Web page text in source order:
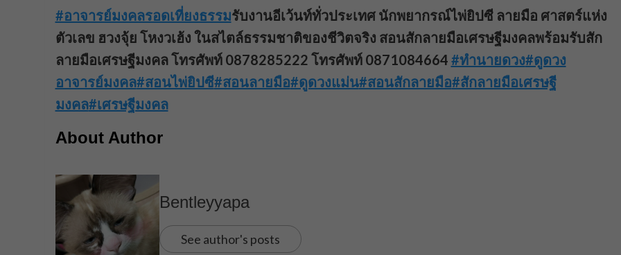
#อาจารย์มงคลรอดเที่ยงธรรมรับงานอีเว้นท์ทั่วประเทศ นักพยากรณ์ไพ่ยิปซี ลายมือ ศาสตร์แห่ง
ตัวเลข ฮวงจุ้ย โหงวเฮ้ง ในสไตล์ธรรมชาติของชีวิตจริง สอนสักลายมือเศรษฐีมงคลพร้อมรับสัก
ลายมือเศรษฐีมงคล โทรศัพท์ 0878285222 โทรศัพท์ 0871084664 #ทำนายดวง#ดูดวง
อาจารย์มงคล#สอนไพ่ยิปซี#สอนลายมือ#ดูดวงแม่น#สอนสักลายมือ#สักลายมือเศรษฐี
มงคล#เศรษฐีมงคล
About Author
Bentleyyapa
See author's posts